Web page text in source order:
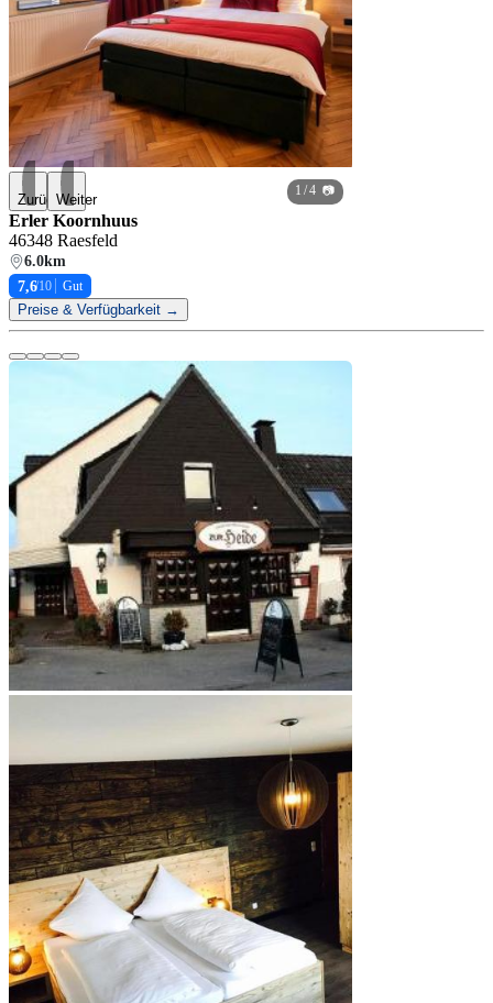
ZurückWeiter
1 / 4 📷
Erler Koornhuus
46348 Raesfeld
6.0km
7,6/10 Gut
Preise & Verfügbarkeit →